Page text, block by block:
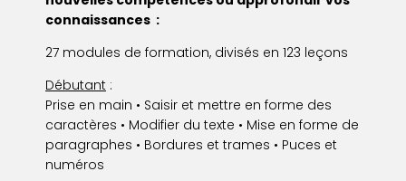
connaissances :
27 modules de formation, divisés en 123 leçons
Débutant :
Prise en main • Saisir et mettre en forme des
caractères • Modifier du texte • Mise en forme de
paragraphes • Bordures et trames • Puces et
numéros